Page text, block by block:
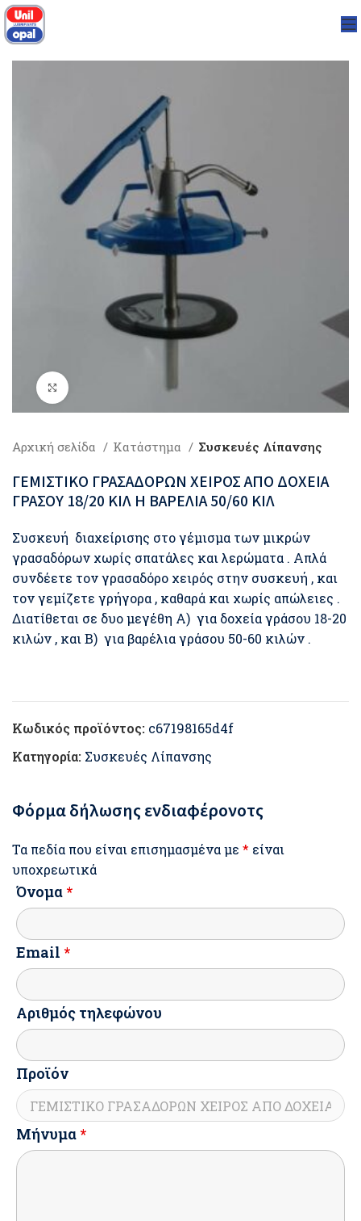
Αρχική σελίδα Κατάστημα Συσκευές Λίπανσης
ΓΕΜΙΣΤΙΚΟ ΓΡΑΣΑΔΟΡΩΝ ΧΕΙΡΟΣ ΑΠΟ ΔΟΧΕΙΑ
ΓΡΑΣΟΥ 18/20 ΚΙΛ Η ΒΑΡΕΛΙΑ 50/60 ΚΙΛ
Συσκευή διαχείρισης στο γέμισμα των μικρών
γρασαδόρων χωρίς σπατάλες και λερώματα . Απλά
συνδέετε τον γρασαδόρο χειρός στην συσκευή , και
τον γεμίζετε γρήγορα , καθαρά και χωρίς απώλειες .
Διατίθεται σε δυο μεγέθη A) για δοχεία γράσου 18-20
κιλών , και Β) για βαρέλια γράσου 50-60 κιλών .
Κωδικός προϊόντος: c67198165d4f
Κατηγορία: Συσκευές Λίπανσης
Φόρμα δήλωσης ενδιαφέρονοτς
Τα πεδία που είναι επισημασμένα με * είναι
υποχρεωτικά
Όνομα *
Email *
Αριθμός τηλεφώνου
Προϊόν
Μήνυμα *